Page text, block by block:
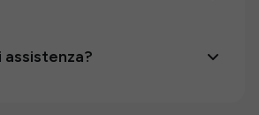
assistenza?